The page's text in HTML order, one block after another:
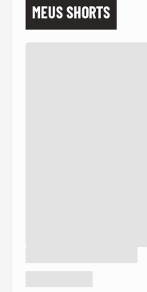
MEUS SHORTS